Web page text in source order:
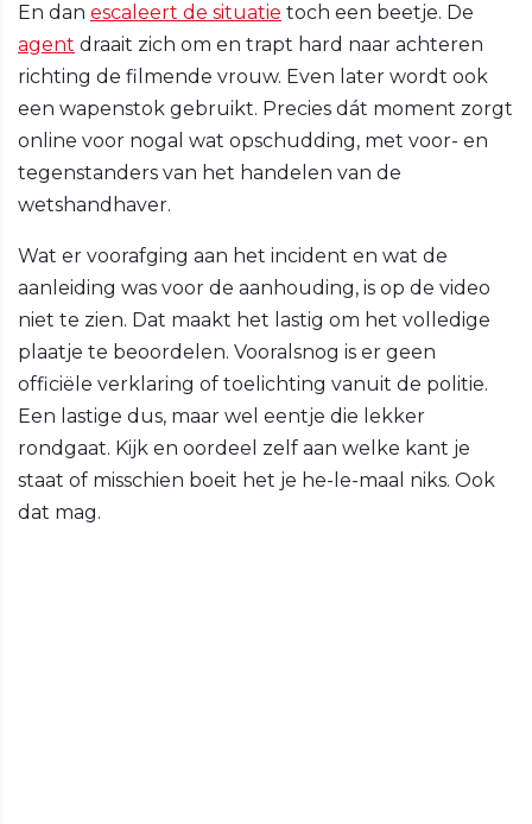
En dan escaleert de situatie toch een beetje. De
agent draait zich om en trapt hard naar achteren
richting de filmende vrouw. Even later wordt ook
een wapenstok gebruikt. Precies dát moment zorgt
online voor nogal wat opschudding, met voor- en
tegenstanders van het handelen van de
wetshandhaver.
Wat er voorafging aan het incident en wat de
aanleiding was voor de aanhouding, is op de video
niet te zien. Dat maakt het lastig om het volledige
plaatje te beoordelen. Vooralsnog is er geen
officiële verklaring of toelichting vanuit de politie.
Een lastige dus, maar wel eentje die lekker
rondgaat. Kijk en oordeel zelf aan welke kant je
staat of misschien boeit het je he-le-maal niks. Ook
dat mag.